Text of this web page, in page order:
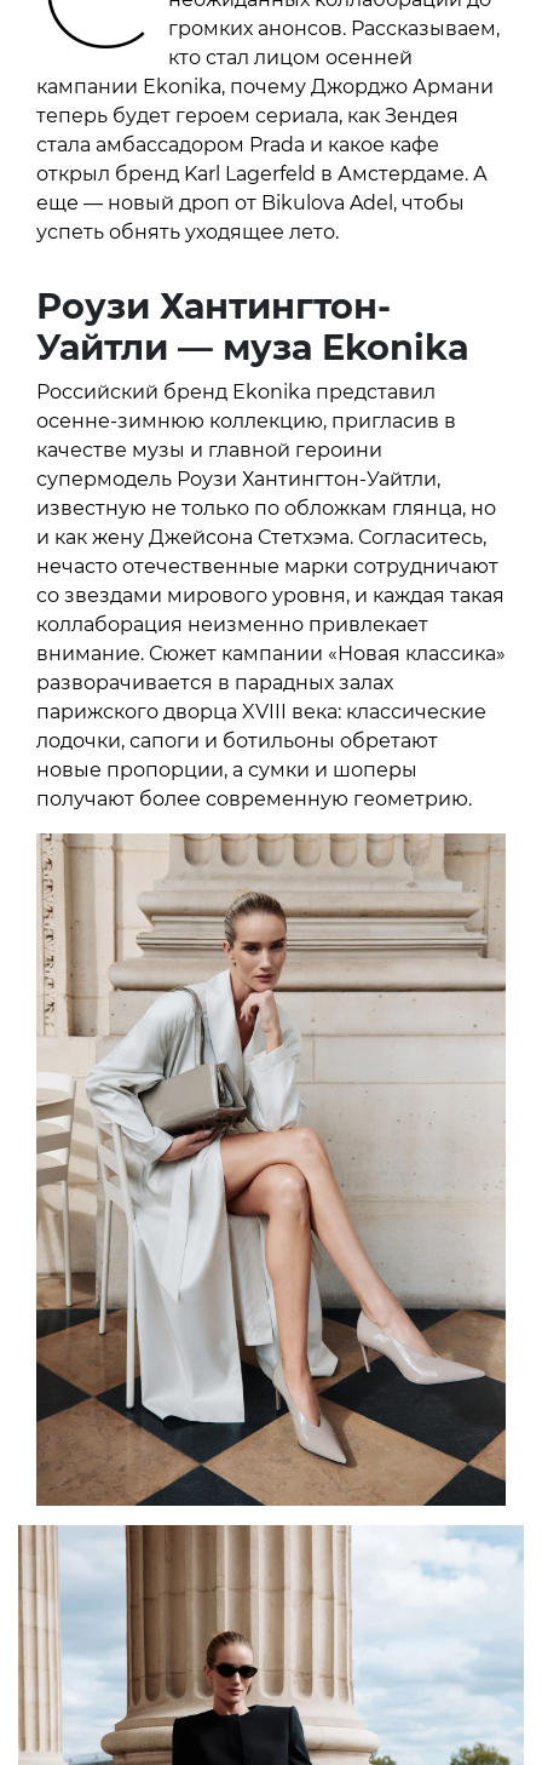
громких анонсов. Рассказываем,
кто стал лицом осенней
кампании Ekonika, почему Джорджо Армани
теперь будет героем сериала, как Зендея
стала амбассадором Prada и какое кафе
открыл бренд Karl Lagerfeld в Амстердаме. А
еще — новый дроп от Bikulova Adel, чтобы
успеть обнять уходящее лето.
Роузи Хантингтон-
Уайтли — муза Ekonika
Российский бренд Ekonika представил
осенне-зимнюю коллекцию, пригласив в
качестве музы и главной героини
супермодель Роузи Хантингтон-Уайтли,
известную не только по обложкам глянца, но
и как жену Джейсона Стетхэма. Согласитесь,
нечасто отечественные марки сотрудничают
со звездами мирового уровня, и каждая такая
коллаборация неизменно привлекает
внимание. Сюжет кампании «Новая классика»
разворачивается в парадных залах
парижского дворца XVIII века: классические
лодочки, сапоги и ботильоны обретают
новые пропорции, а сумки и шоперы
получают более современную геометрию.